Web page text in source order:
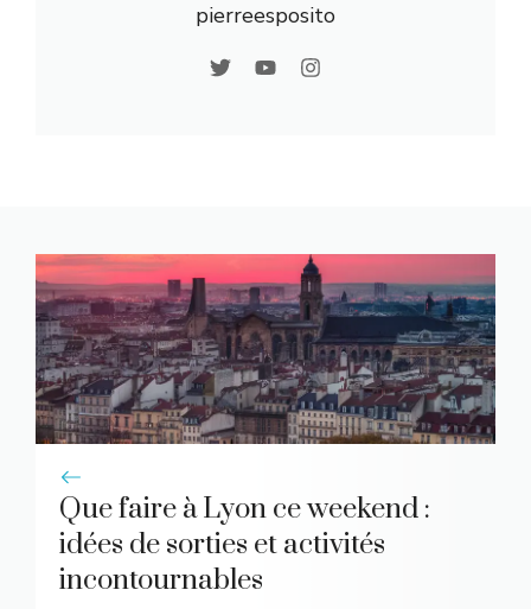
pierreesposito
Que faire à Lyon ce weekend :
idées de sorties et activités
incontournables